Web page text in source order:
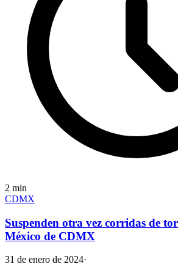
2 min
CDMX
Suspenden otra vez corridas de
México de CDMX
31 de enero de 2024·